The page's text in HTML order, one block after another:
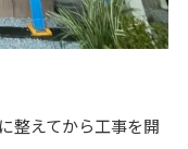
整えてから工事を開